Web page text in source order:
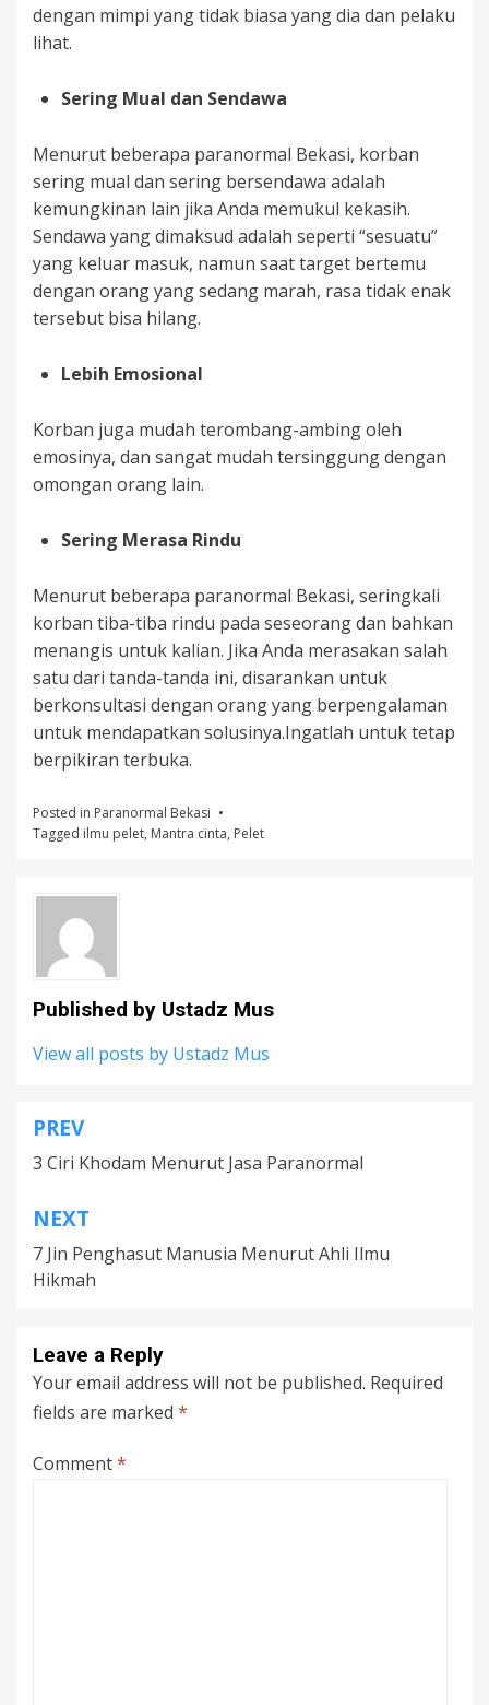
dengan mimpi yang tidak biasa yang dia dan pelaku
lihat.
Sering Mual dan Sendawa
Menurut beberapa paranormal Bekasi, korban
sering mual dan sering bersendawa adalah
kemungkinan lain jika Anda memukul kekasih.
Sendawa yang dimaksud adalah seperti “sesuatu”
yang keluar masuk, namun saat target bertemu
dengan orang yang sedang marah, rasa tidak enak
tersebut bisa hilang.
Lebih Emosional
Korban juga mudah terombang-ambing oleh
emosinya, dan sangat mudah tersinggung dengan
omongan orang lain.
Sering Merasa Rindu
Menurut beberapa paranormal Bekasi, seringkali
korban tiba-tiba rindu pada seseorang dan bahkan
menangis untuk kalian. Jika Anda merasakan salah
satu dari tanda-tanda ini, disarankan untuk
berkonsultasi dengan orang yang berpengalaman
untuk mendapatkan solusinya.Ingatlah untuk tetap
berpikiran terbuka.
Posted in Paranormal Bekasi
Tagged ilmu pelet, Mantra cinta, Pelet
Published by Ustadz Mus
View all posts by Ustadz Mus
Post
navigation
PREV
3 Ciri Khodam Menurut Jasa Paranormal
NEXT
7 Jin Penghasut Manusia Menurut Ahli Ilmu
Hikmah
Leave a Reply
Your email address will not be published. Required
fields are marked *
Comment*